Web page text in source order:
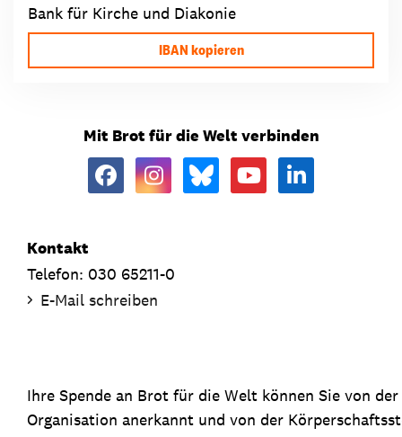
Bank für Kirche und Diakonie
IBAN kopieren
Mit Brot für die Welt verbinden
Kontakt
Telefon: 030 65211-0
E-Mail schreiben
Ihre Spende an Brot für die Welt können Sie von
Organisation anerkannt und von der